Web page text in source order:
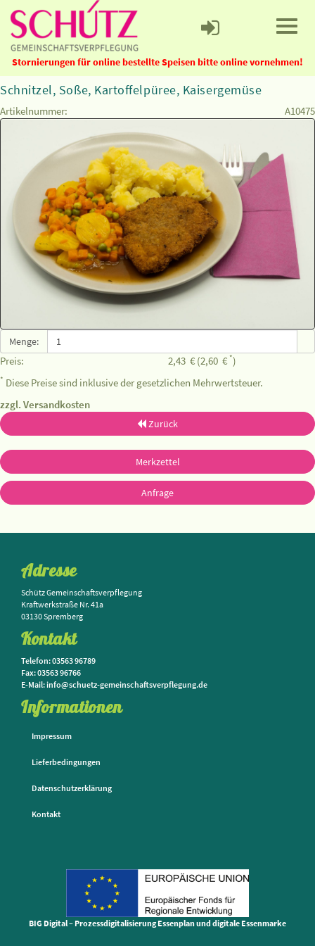
Stornierungen für online bestellte Speisen bitte online vornehmen!
Schnitzel, Soße, Kartoffelpüree, Kaisergemüse
Artikelnummer: A10475
Menge:
Preis: 2,43 € (2,60 € *)
* Diese Preise sind inklusive der gesetzlichen Mehrwertsteuer.
zzgl. Versandkosten
Zurück
Merkzettel
Anfrage
Adresse
Schütz Gemeinschaftsverpflegung
Kraftwerkstraße Nr. 41a
03130 Spremberg
Kontakt
Telefon: 03563 96789
Fax: 03563 96766
E-Mail: info@schuetz-gemeinschaftsverpflegung.de
Informationen
Impressum
Lieferbedingungen
Datenschutzerklärung
Kontakt
BIG Digital – Prozessdigitalisierung Essenplan und digitale Essenmarke